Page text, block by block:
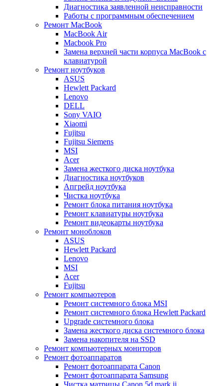
Диагностика заявленной неисправности
Работы с программным обеспечением
Ремонт MacBook
MacBook Air
Macbook Pro
Замена верхней части корпуса MacBook с
клавиатурой
Ремонт ноутбуков
ASUS
Hewlett Packard
Lenovo
DELL
Sony VAIO
Xiaomi
Fujitsu
Fujitsu Siemens
MSI
Acer
Замена жесткого диска ноутбука
Диагностика ноутбуков
Апгрейд ноутбука
Чистка ноутбука
Ремонт блока питания ноутбука
Ремонт клавиатуры ноутбука
Ремонт видеокарты ноутбука
Ремонт моноблоков
ASUS
Hewlett Packard
Lenovo
MSI
Acer
Fujitsu
Ремонт компьютеров
Ремонт системного блока MSI
Ремонт системного блока Hewlett Packard
Upgrade системного блока
Замена жесткого диска системного блока
Замена накопителя на SSD
Ремонт компьютерных мониторов
Ремонт фотоаппаратов
Ремонт фотоаппарата Canon
Ремонт фотоаппарата Samsung
Чистка матрицы Canon 5d mark ii